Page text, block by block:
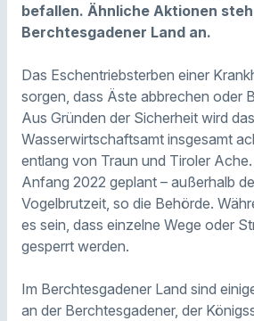
befallen. Ähnliche Aktionen
Berchtesgadener Land an.
Das Eschentriebsterben einer
sorgen, dass Äste abbrechen oder
Aus Gründen der Sicherheit wird das
Wasserwirtschaftsamt insgesamt
entlang von Traun und Tiroler
Anfang 2022 geplant – außerhalb
Vogelbrutzeit, so die Behörde.
es sein, dass einzelne Wege oder
gesperrt werden.
Im Berchtesgadener Land sind
an der Berchtesgadener, der